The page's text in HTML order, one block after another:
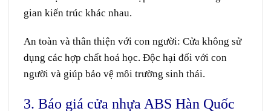
gian kiến trúc khác nhau.
An toàn và thân thiện với con người: Cửa không sử
dụng các hợp chất hoá học. Độc hại đối với con
người và giúp bảo vệ môi trường sinh thái.
3. Báo giá cửa nhựa ABS Hàn Quốc